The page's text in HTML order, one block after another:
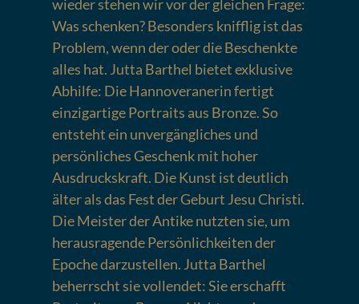
wieder stehen wir vor der gleichen Frage:
Was schenken? Besonders knifflig ist das
Problem, wenn der oder die Beschenkte
alles hat. Jutta Barthel bietet exklusive
Abhilfe: Die Hannoveranerin fertigt
einzigartige Portraits aus Bronze. So
entsteht ein unvergängliches und
persönliches Geschenk mit hoher
Ausdruckskraft. Die Kunst ist deutlich
älter als das Fest der Geburt Jesu Christi.
Die Meister der Antike nutzten sie, um
herausragende Persönlichkeiten der
Epoche darzustellen. Jutta Barthel
beherrscht sie vollendet: Sie erschafft